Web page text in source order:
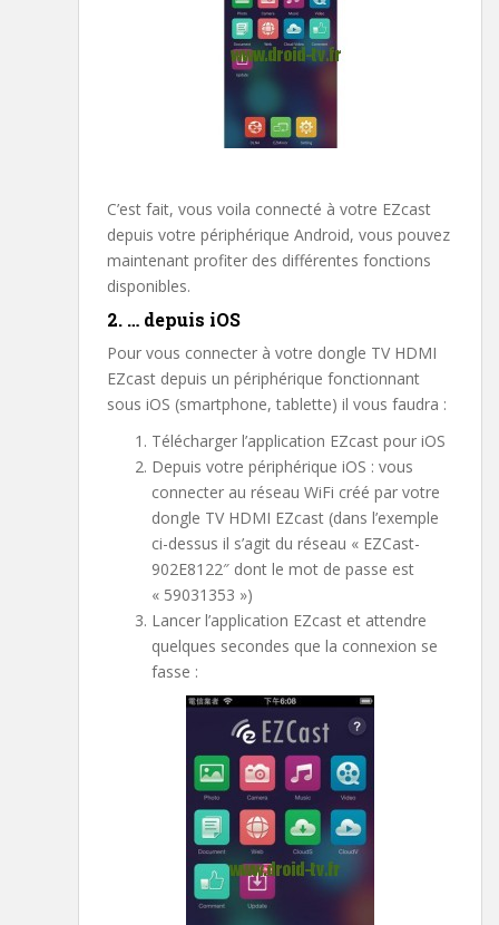
C’est fait, vous voila connecté à votre EZcast
depuis votre périphérique Android, vous pouvez
maintenant profiter des différentes fonctions
disponibles.
2. … depuis iOS
Pour vous connecter à votre dongle TV HDMI
EZcast depuis un périphérique fonctionnant
sous iOS (smartphone, tablette) il vous faudra :
Télécharger l’application EZcast pour iOS
Depuis votre périphérique iOS : vous
connecter au réseau WiFi créé par votre
dongle TV HDMI EZcast (dans l’exemple
ci-dessus il s’agit du réseau « EZCast-
902E8122″ dont le mot de passe est
« 59031353 »)
Lancer l’application EZcast et attendre
quelques secondes que la connexion se
fasse :